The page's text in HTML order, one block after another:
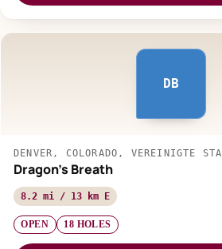
DB
DENVER, COLORADO, VEREINIGTE
Dragon's Breath
8.2 mi / 13 km E
OPEN 18 HOLES